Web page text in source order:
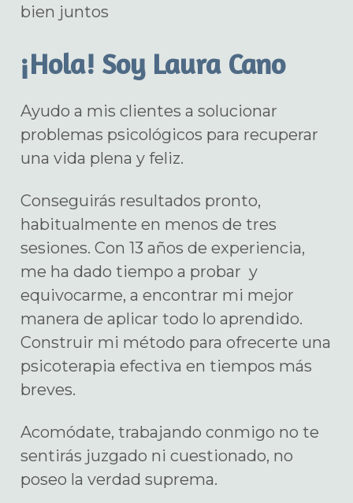
bien juntos
¡Hola! Soy Laura Cano
Ayudo a mis clientes a solucionar
problemas psicológicos para recuperar
una vida plena y feliz.
Conseguirás resultados pronto,
habitualmente en menos de tres
sesiones. Con 13 años de experiencia,
me ha dado tiempo a probar y
equivocarme, a encontrar mi mejor
manera de aplicar todo lo aprendido.
Construir mi método para ofrecerte una
psicoterapia efectiva en tiempos más
breves.
Acomódate, trabajando conmigo no te
sentirás juzgado ni cuestionado, no
poseo la verdad suprema.